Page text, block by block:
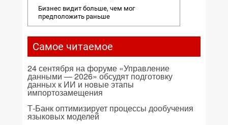
Бизнес видит больше, чем мог
предположить раньше
Самое читаемое
24 сентября на форуме «Управление
данными — 2026» обсудят подготовку
данных к ИИ и новые этапы
импортозамещения
Т-Банк оптимизирует процессы дообучения
языковых моделей